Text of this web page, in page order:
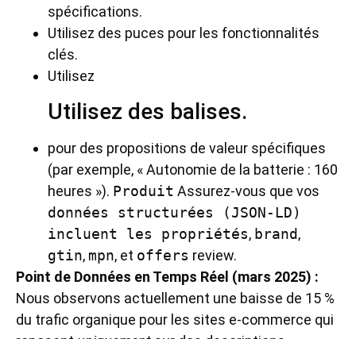
spécifications.
Utilisez des puces pour les fonctionnalités
clés.
Utilisez
Utilisez des balises.
pour des propositions de valeur spécifiques
(par exemple, « Autonomie de la batterie : 160
heures »). Produit Assurez-vous que vos
données structurées (JSON-LD)
incluent les propriétés, brand,
gtin, mpn, et offers review.
Point de Données en Temps Réel (mars 2025) :
Nous observons actuellement une baisse de 15 %
du trafic organique pour les sites e-commerce qui